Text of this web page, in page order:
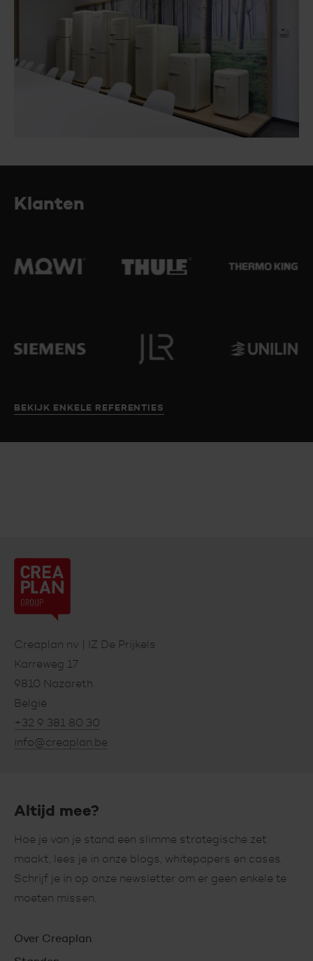
Klanten
BEKIJK ENKELE REFERENTIES
Creaplan
nv
Footer
Creaplan nv | IZ De Prijkels
Karreweg 17
9810 Nazareth
België
+32 9 381 80 30
info@creaplan.be
Altijd mee?
Hoe je van je stand een slimme strategische zet
maakt, lees je in onze blogs, whitepapers en cases.
Schrijf je in op onze newsletter om er geen enkele te
moeten missen.
Hoofdnavigatie
Over Creaplan